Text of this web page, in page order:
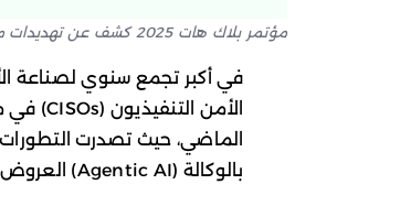
مؤتمر بلاك هات 2025 كشف عن تهديدات متنوعة من ثغرات الذكاء الاصطناعي إلى ضعف العزل في السحابة
في أكبر تجمع سنوي لصناعة
الماضي، حيث تصدرت
بالوكالة (Agentic AI) العروض والإعلانات.